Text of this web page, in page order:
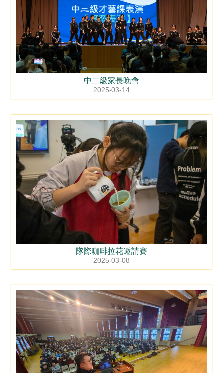
中二級家長晚會
2025-03-14
隊際咖啡拉花邀請賽
2025-03-08